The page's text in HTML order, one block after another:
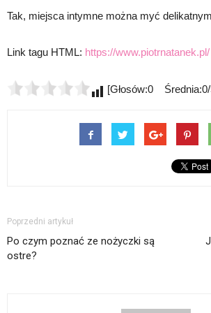
Tak, miejsca intymne można myć
Link tagu HTML: https://www.piotrnatanek.pl/
[Głosów:0
Poprzedni artykuł
Po czym poznać ze nożyczki są
ostre?